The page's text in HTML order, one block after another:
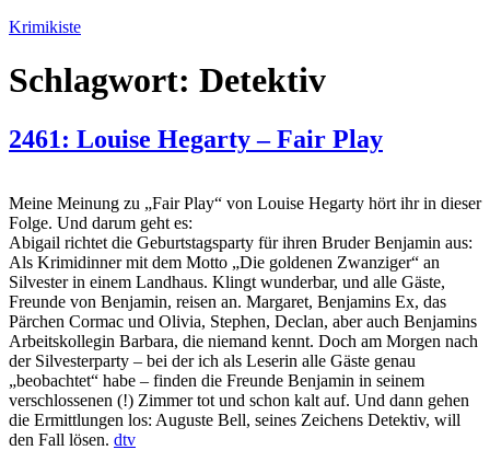
Zum
springen
Krimikiste
Schlagwort: Detektiv
2461: Louise Hegarty – Fair Play
Meine Meinung zu „Fair Play“ von Louise Hegarty hört ihr in dieser
Folge. Und darum geht es:
Abigail richtet die Geburtstagsparty für ihren Bruder Benjamin aus:
Als Krimidinner mit dem Motto „Die goldenen Zwanziger“ an
Silvester in einem Landhaus. Klingt wunderbar, und alle Gäste,
Freunde von Benjamin, reisen an. Margaret, Benjamins Ex, das
Pärchen Cormac und Olivia, Stephen, Declan, aber auch Benjamins
Arbeitskollegin Barbara, die niemand kennt. Doch am Morgen nach
der Silvesterparty – bei der ich als Leserin alle Gäste genau
„beobachtet“ habe – finden die Freunde Benjamin in seinem
verschlossenen (!) Zimmer tot und schon kalt auf. Und dann gehen
die Ermittlungen los: Auguste Bell, seines Zeichens Detektiv, will
den Fall lösen. dtv